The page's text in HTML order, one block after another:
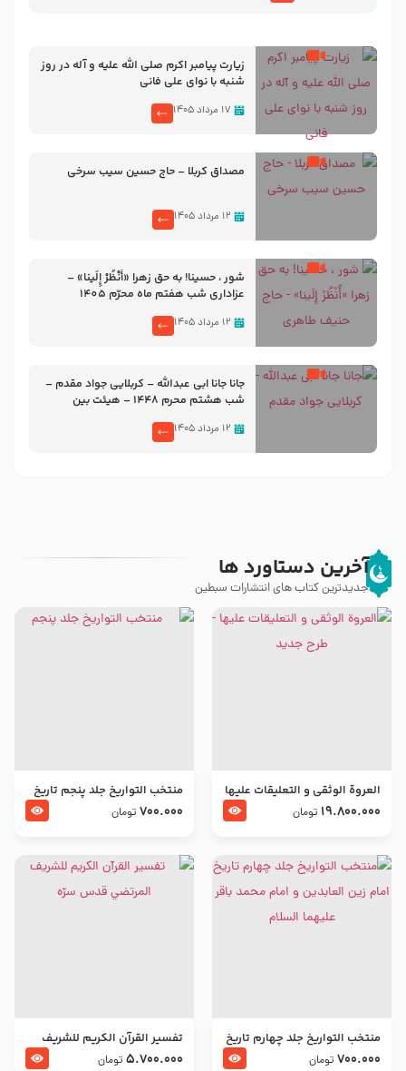
زیارت پیامبر اکرم صلی الله علیه و آله در روز
شنبه با نوای علی فانی
۱۷ مرداد ۱۴۰۵
مصداق کربلا – حاج حسین سیب سرخی
۱۲ مرداد ۱۴۰۵
شور ، حسینا! به‌ حق زهرا «أُنْظُرْ إِلَینا» –
عزاداری شب هفتم ماه محرّم 1405
۱۲ مرداد ۱۴۰۵
جانا جانا ابی عبدالله – کربلایی جواد مقدم –
شب هشتم محرم 1448 – هیئت بین
۱۲ مرداد ۱۴۰۵
آخرین دستاورد ها
جدیدترین کتاب های انتشارات سبطین
العروة الوثقى و التعليقات عليها
– طرح جدید
19.800.000 تومان
منتخب التواریخ جلد پنجم تاریخ
امام جعفر صادق و امام موسی
700.000 تومان
منتخب التواریخ جلد چهارم تاریخ
امام زین العابدین و امام محمد
700.000 تومان
تفسير القرآن الكريم للشريف
المرتضي قدس سرّه
5.700.000 تومان